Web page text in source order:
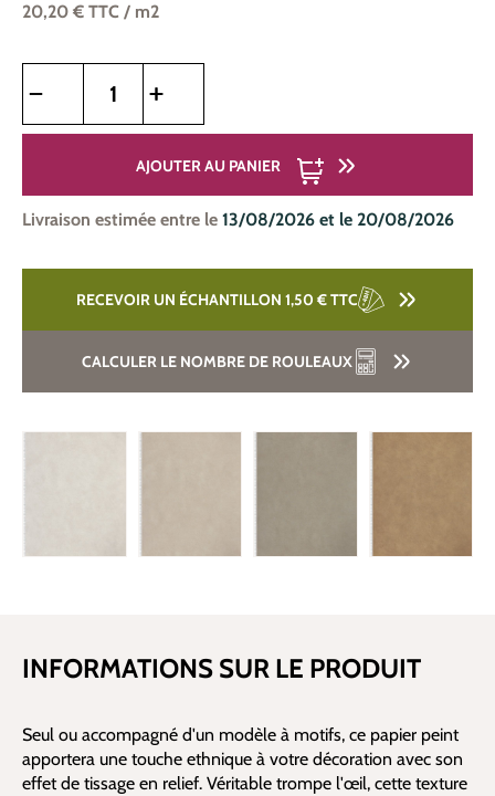
20,20 € TTC / m2
AJOUTER AU PANIER
Livraison estimée entre le 13/08/2026 et le 20/08/2026
RECEVOIR UN ÉCHANTILLON 1,50 €TTC
CALCULER LE NOMBRE DE ROULEAUX
INFORMATIONS SUR LE PRODUIT
Seul ou accompagné d'un modèle à motifs, ce papier peint
apportera une touche ethnique à votre décoration avec son
effet de tissage en relief. Véritable trompe l'œil, cette texture